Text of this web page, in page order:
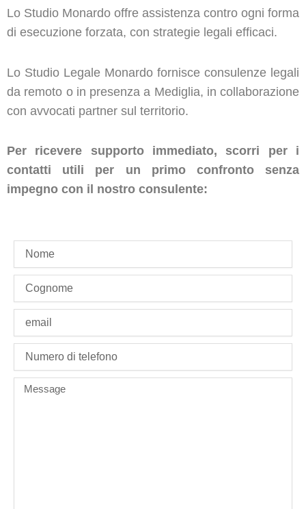
Lo Studio Monardo offre assistenza contro ogni forma
di esecuzione forzata, con strategie legali efficaci.
Lo Studio Legale Monardo fornisce consulenze legali
da remoto o in presenza a Mediglia, in collaborazione
con avvocati partner sul territorio.
Per ricevere supporto immediato, scorri per i
contatti utili per un primo confronto senza
impegno con il nostro consulente:
Message